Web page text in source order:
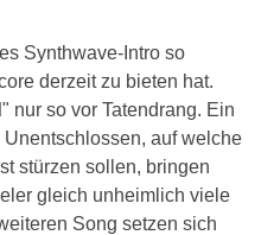
Synthwave-Intro so
derzeit zu bieten hat.
" nur so vor Tatendrang. Ein
auf welche
stürzen sollen, bringen
gleich unheimlich viele
Song setzen sich